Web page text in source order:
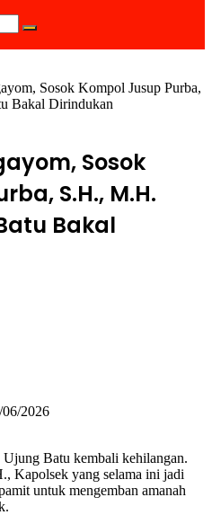
Search
for
Sosok Kompol Jusup Purba,
Bakal Dirindukan
Sosok
S.H., M.H.
Bakal
06/2026
Ujung Batu kembali kehilangan.
Kapolsek yang selama ini jadi
untuk mengemban amanah